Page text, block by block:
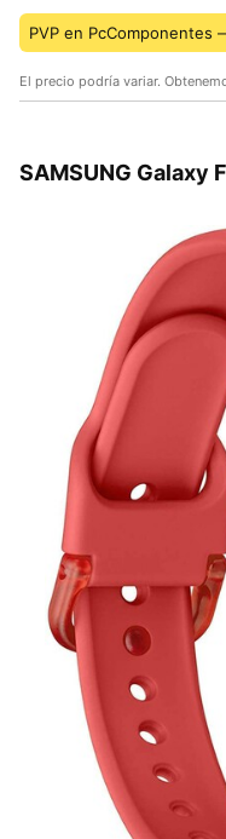
PVP en PcComponentes
El precio podría variar.
SAMSUNG Galaxy